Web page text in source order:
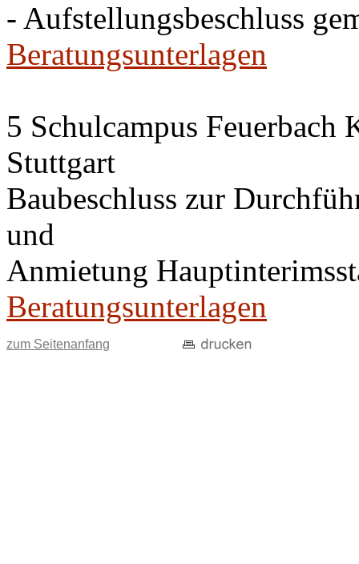
- Aufstellungsbeschluss
Beratungsunterlagen
5 Schulcampus
Stuttgart
Baubeschluss zur
und
Anmietung
Beratungsunterlagen
zum Seitenanfang